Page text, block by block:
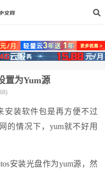
置为Yum源
安装软件包是再方便不过
的情况下，yum就不好用
安装光盘作为yum源，然